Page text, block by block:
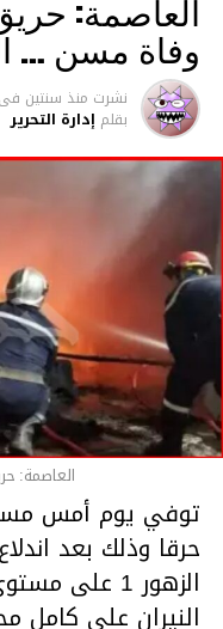
متابعة
قسم الاخبار
العاصمة:
وفاة مسن …
نشرت منذ سنتين فى
بقلم إدارة التحرير
العاصمة:
حرقا وذلك بعد
الزهور 1
النيران على كامل